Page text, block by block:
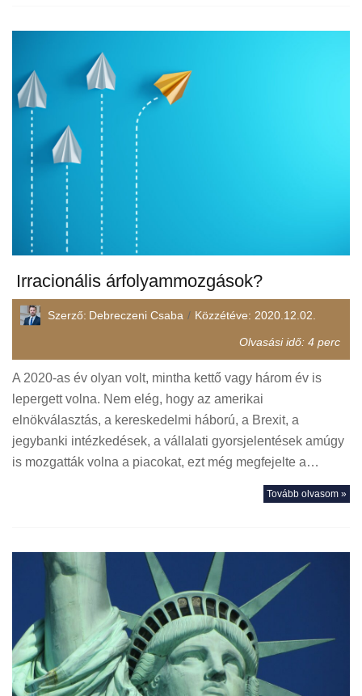
Irracionális árfolyammozgások?
Szerző: Debreczeni Csaba Közzétéve: 2020.12.02.
Olvasási idő: 4 perc
A 2020-as év olyan volt, mintha kettő vagy három év is
lepergett volna. Nem elég, hogy az amerikai
elnökválasztás, a kereskedelmi háború, a Brexit, a
jegybanki intézkedések, a vállalati gyorsjelentések amúgy
is mozgatták volna a piacokat, ezt még megfejelte a…
Tovább olvasom »